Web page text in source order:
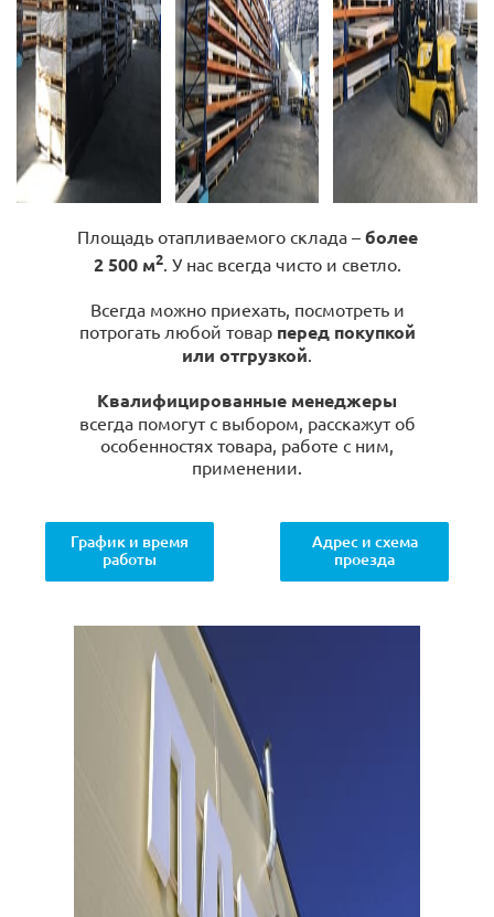
Площадь отапливаемого склада – более
2 500 м2. У нас всегда чисто и светло.
Всегда можно приехать, посмотреть и
потрогать любой товар перед покупкой
или отгрузкой.
Квалифицированные менеджеры
всегда помогут с выбором, расскажут об
особенностях товара, работе с ним,
применении.
График и время
работы
Адрес и схема
проезда